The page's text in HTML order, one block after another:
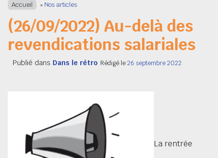
Accueil » Nos articles
(26/09/2022) Au-delà des
revendications salariales
Publié dans Dans le rétro Rédigé le26 septembre 2022
La rentrée